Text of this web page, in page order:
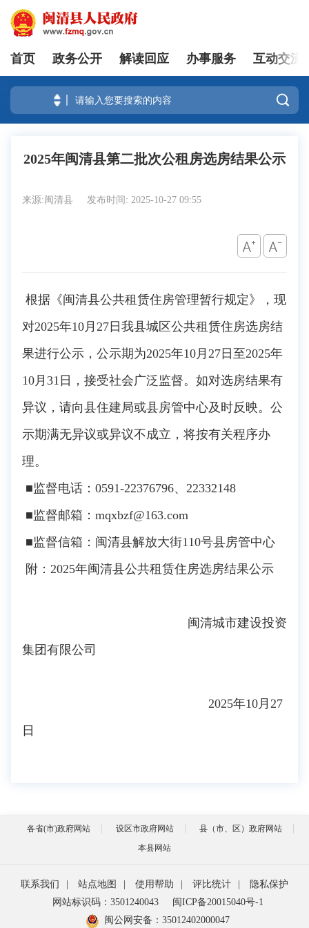
登录
首页 政务公开 解读回应 办事服务 互动交流

2025年闽清县第二批次公租房选房结果公示
来源:闽清县 发布时间: 2025-10-27 09:55
根据《闽清县公共租赁住房管理暂行规定》，现
对2025年10月27日我县城区公共租赁住房选房结
果进行公示，公示期为2025年10月27日至2025年
10月31日，接受社会广泛监督。如对选房结果有
异议，请向县住建局或县房管中心及时反映。公
示期满无异议或异议不成立，将按有关程序办
理。
■监督电话：0591-22376796、22332148
■监督邮箱：mqxbzf@163.com
■监督信箱：闽清县解放大街110号县房管中心
附：2025年闽清县公共租赁住房选房结果公示
闽清城市建设投资
集团有限公司
2025年10月27
日
各省(市)政府网站 设区市政府网站
县（市、区）政府网站
本县网站
联系我们 站点地图 使用帮助 评比统计
隐私保护
网站标识码：3501240043
闽ICP备20015040号-1
闽公网安备： 35012402000047